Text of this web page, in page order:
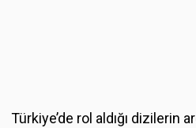
Türkiye’de rol aldığı dizilerin